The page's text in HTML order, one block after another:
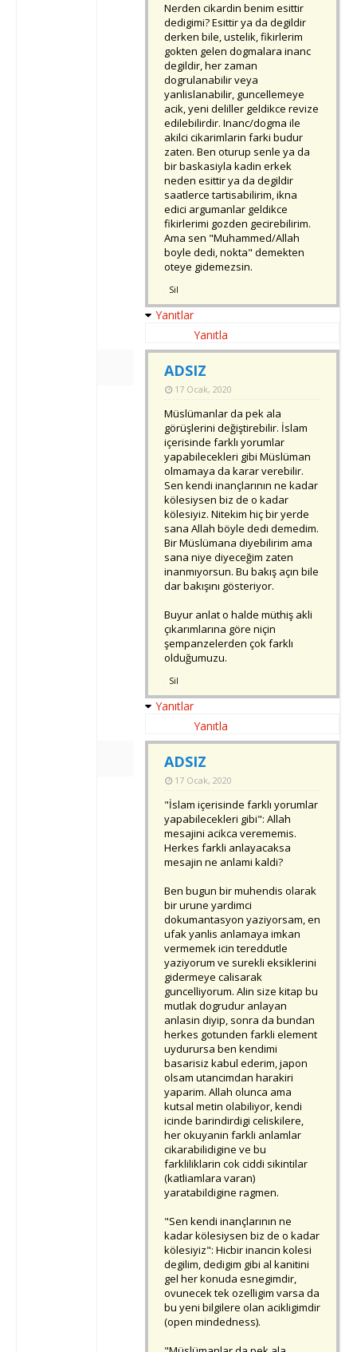
Nerden cikardin benim esittir
dedigimi? Esittir ya da degildir
derken bile, ustelik, fikirlerim
gokten gelen dogmalara inanc
degildir, her zaman
dogrulanabilir veya
yanlislanabilir, guncellemeye
acik, yeni deliller geldikce revize
edilebilirdir. Inanc/dogma ile
akilci cikarimlarin farki budur
zaten. Ben oturup senle ya da
bir baskasiyla kadin erkek
neden esittir ya da degildir
saatlerce tartisabilirim, ikna
edici argumanlar geldikce
fikirlerimi gozden gecirebilirim.
Ama sen "Muhammed/Allah
boyle dedi, nokta" demekten
oteye gidemezsin.
Sil
Yanıtlar
Yanıtla
ADSIZ
17 Ocak, 2020
Müslümanlar da pek ala
görüşlerini değiştirebilir. İslam
içerisinde farklı yorumlar
yapabilecekleri gibi Müslüman
olmamaya da karar verebilir.
Sen kendi inançlarının ne kadar
kölesiysen biz de o kadar
kölesiyiz. Nitekim hiç bir yerde
sana Allah böyle dedi demedim.
Bir Müslümana diyebilirim ama
sana niye diyeceğim zaten
inanmıyorsun. Bu bakış açın bile
dar bakışını gösteriyor.
Buyur anlat o halde müthiş akli
çıkarımlarına göre niçin
şempanzelerden çok farklı
olduğumuzu.
Sil
Yanıtlar
Yanıtla
ADSIZ
17 Ocak, 2020
"İslam içerisinde farklı yorumlar
yapabilecekleri gibi": Allah
mesajini acikca verememis.
Herkes farkli anlayacaksa
mesajin ne anlami kaldi?
Ben bugun bir muhendis olarak
bir urune yardimci
dokumantasyon yaziyorsam, en
ufak yanlis anlamaya imkan
vermemek icin tereddutle
yaziyorum ve surekli eksiklerini
gidermeye calisarak
guncelliyorum. Alin size kitap bu
mutlak dogrudur anlayan
anlasin diyip, sonra da bundan
herkes gotunden farkli element
uydurursa ben kendimi
basarisiz kabul ederim, japon
olsam utancimdan harakiri
yaparim. Allah olunca ama
kutsal metin olabiliyor, kendi
icinde barindirdigi celiskilere,
her okuyanin farkli anlamlar
cikarabilidigine ve bu
farkliliklarin cok ciddi sikintilar
(katliamlara varan)
yaratabildigine ragmen.
"Sen kendi inançlarının ne
kadar kölesiysen biz de o kadar
kölesiyiz": Hicbir inancin kolesi
degilim, dedigim gibi al kanitini
gel her konuda esnegimdir,
ovunecek tek ozelligim varsa da
bu yeni bilgilere olan acikligimdir
(open mindedness).